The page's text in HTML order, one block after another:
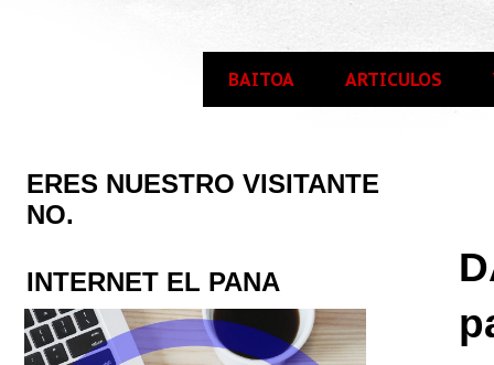
BAITOA ARTICULOS
ERES NUESTRO VISITANTE
NO.
INTERNET EL PANA